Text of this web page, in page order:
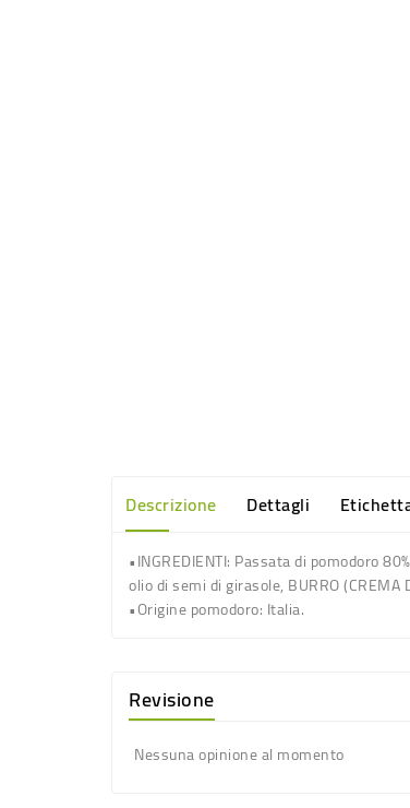
Descrizione Dettagli
•INGREDIENTI: Passata di pomodoro
olio di semi di girasole, BURRO (CREMA
•Origine pomodoro: Italia.
Revisione
Nessuna opinione al momento